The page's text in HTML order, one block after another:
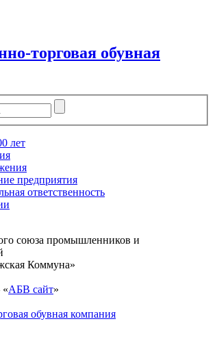
торговая обувная
лет
предприятия
ответственность
союза промышленников и
Коммуна»
«АБВ сайт»
обувная компания